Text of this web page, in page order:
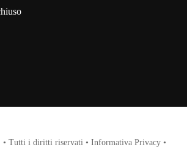
Tutti i diritti riservati • Informativa Privacy•